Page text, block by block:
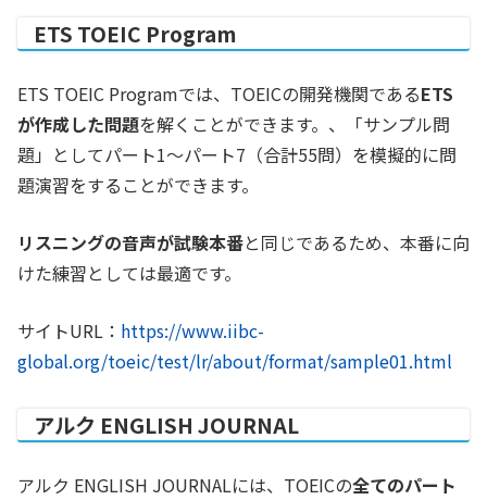
ETS TOEIC Program
ETS TOEIC Programでは、TOEICの開発機関であるETS
が作成した問題を解くことができます。、「サンプル問
題」としてパート1〜パート7（合計55問）を模擬的に問
題演習をすることができます。
リスニングの音声が試験本番と同じであるため、本番に向
けた練習としては最適です。
サイトURL： https://www.iibc-
global.org/toeic/test/lr/about/format/sample01.html
アルク ENGLISH JOURNAL
アルク ENGLISH JOURNALには、TOEICの全てのパート